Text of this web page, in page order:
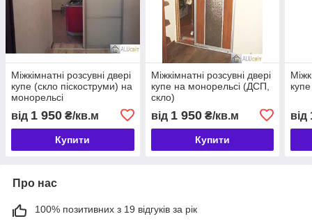
Міжкімнатні розсувні двері
купе (скло піскоструми) на
монорельсі
від 1 950 ₴/кв.м
Купити
Міжкімнатні розсувні двері
купе на монорельсі (ДСП,
скло)
від 1 950₴/кв.м
Купити
від
Про нас
100% позитивних з 19 відгуків за рік